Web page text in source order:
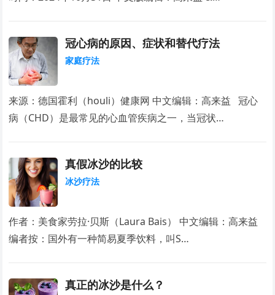
冠心病的原因、症状和替代疗法
家庭疗法
来源：德国霍利（houli）健康网 中文编辑：高来益 冠心
病（CHD）是最常见的心血管疾病之一，当冠状…
真假冰沙的比较
冰沙疗法
作者：美食家劳拉·贝斯（Laura Bais） 中文编辑：高来益
编者按：国外有一种简易夏季饮料，叫S…
真正的冰沙是什么？